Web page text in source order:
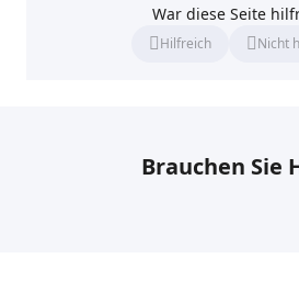
War diese Seite
Hilfreich Nicht
Brauchen Sie